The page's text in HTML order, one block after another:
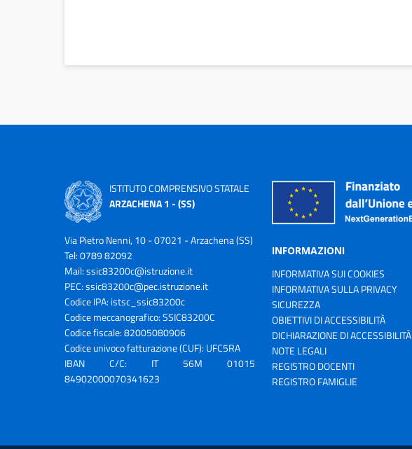
ISTITUTO COMPRENSIVO STATALE
ARZACHENA 1 - (SS)
Via Pietro Nenni, 10 - 07021 - Arzachena (SS)
Tel: 0789 82092
Mail:ssic83200c@istruzione.it
PEC:ssic83200c@pec.istruzione.it
Codice IPA: istsc_ssic83200c
Codice meccanografico: SSIC83200C
Codice fiscale: 82005080906
Codice univoco fatturazione (CUF): UFC5RA
IBAN C/C: IT 56M 01015
84902000070341623
INFORMAZIONI
INFORMATIVA SUI COOKIES
INFORMATIVA SULLA PRIVACY
SICUREZZA
OBIETTIVI DI ACCESSIBILITÀ
DICHIARAZIONE DI ACCESSIBILITÀ
NOTE LEGALI
REGISTRO DOCENTI
REGISTRO FAMIGLIE